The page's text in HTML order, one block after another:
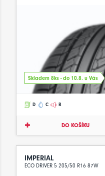
Skladem 8ks - do 10.8. u Vás
D C B
DO KOŠÍKU
IMPERIAL
ECO DRIVER 5 205/50 R16 87W